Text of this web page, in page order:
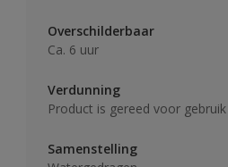
Overschilderbaar
Ca. 6 uur
Verdunning
Product is gereed voor gebruik
Samenstelling